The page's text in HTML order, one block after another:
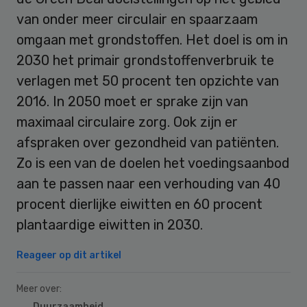
van onder meer circulair en spaarzaam
omgaan met grondstoffen. Het doel is om in
2030 het primair grondstoffenverbruik te
verlagen met 50 procent ten opzichte van
2016. In 2050 moet er sprake zijn van
maximaal circulaire zorg. Ook zijn er
afspraken over gezondheid van patiënten.
Zo is een van de doelen het voedingsaanbod
aan te passen naar een verhouding van 40
procent dierlijke eiwitten en 60 procent
plantaardige eiwitten in 2030.
Reageer op dit artikel
Meer over: